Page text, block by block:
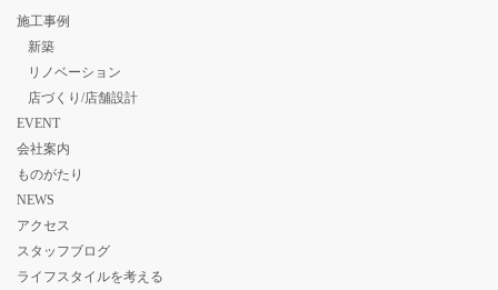
施工事例
新築
リノベーション
店づくり/店舗設計
EVENT
会社案内
ものがたり
NEWS
アクセス
スタッフブログ
ライフスタイルを考える